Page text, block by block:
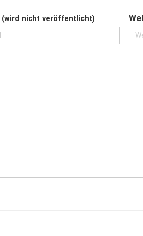
(wird nicht veröffentlicht)